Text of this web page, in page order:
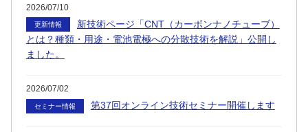
2026/07/02
セミナー情報 第37回オンライン技術セミナー開催します
2026/07/10
更新情報
新技術ページ「CNT（カーボンナノチューブ）
とは？種類・用途・電池電極への分散技術を解説」公開し
ました。